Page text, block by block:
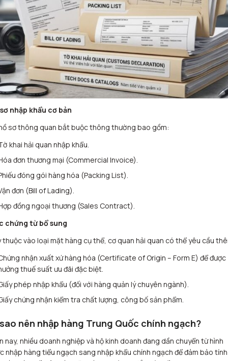
nhập khẩu cơ bản
sơ thông quan bắt buộc thông thường bao gồm:
khai hải quan nhập khẩu.
đơn thương mại (Commercial Invoice).
đóng gói hàng hóa (Packing List).
đơn (Bill of Lading).
đồng ngoại thương (Sales Contract).
chứng từ bổ sung
thuộc vào loại mặt hàng cụ thể, cơ quan hải quan có thể yêu cầu
nhận xuất xứ hàng hóa (Certificate of Origin – Form E) để được
thuế suất ưu đãi đặc biệt.
phép nhập khẩu (đối với hàng quản lý chuyên ngành).
chứng nhận kiểm tra chất lượng, công bố sản phẩm.
nên nhập hàng Trung Quốc chính ngạch?
nay, nhiều doanh nghiệp và hộ kinh doanh đang dần chuyển từ hình
nhập hàng tiểu ngạch sang nhập khẩu chính ngạch để đảm bảo